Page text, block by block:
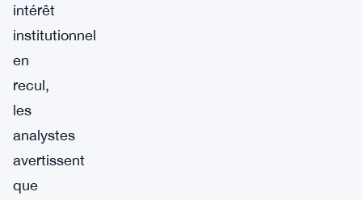
intérêt
institutionnel
en
recul,
les
analystes
avertissent
que